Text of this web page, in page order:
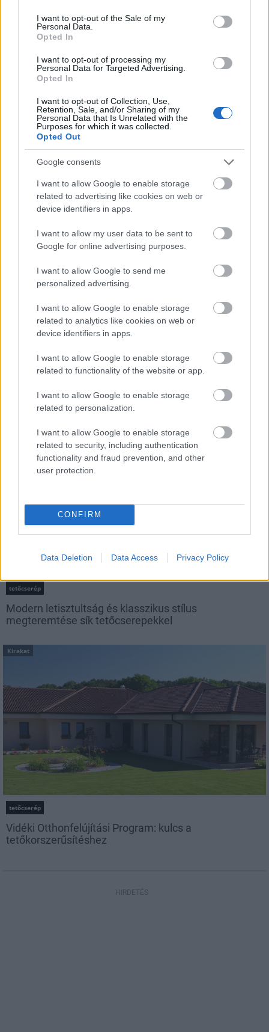
consent section.
I want to opt-out of the Sale of my
Personal Data.
Opted In
I want to opt-out of processing my
Personal Data for Targeted Advertising.
Opted In
I want to opt-out of Collection, Use,
Retention, Sale, and/or Sharing of my
Personal Data that Is Unrelated with the
Purposes for which it was collected.
Opted Out
Google consents
I want to allow Google to enable storage
related to advertising like cookies on web or
device identifiers in apps.
I want to allow my user data to be sent to
Google for online advertising purposes.
I want to allow Google to send me
personalized advertising.
I want to allow Google to enable storage
related to analytics like cookies on web or
device identifiers in apps.
I want to allow Google to enable storage
related to functionality of the website or app.
I want to allow Google to enable storage
related to personalization.
I want to allow Google to enable storage
related to security, including authentication
functionality and fraud prevention, and other
user protection.
CONFIRM
Data Deletion Data Access Privacy Policy
Döntsön könnyedén: válassza az akciós Synus
tetőcserepet!
tetőcserép
költségtervezésben!
tetőcserép
Modern letisztultság és klasszikus stílus
megteremtése sík tetőcserepekkel
Kirakat
tetőcserép
Vidéki Otthonfelújítási Program: kulcs a
tetőkorszerűsítéshez
HIRDETÉS